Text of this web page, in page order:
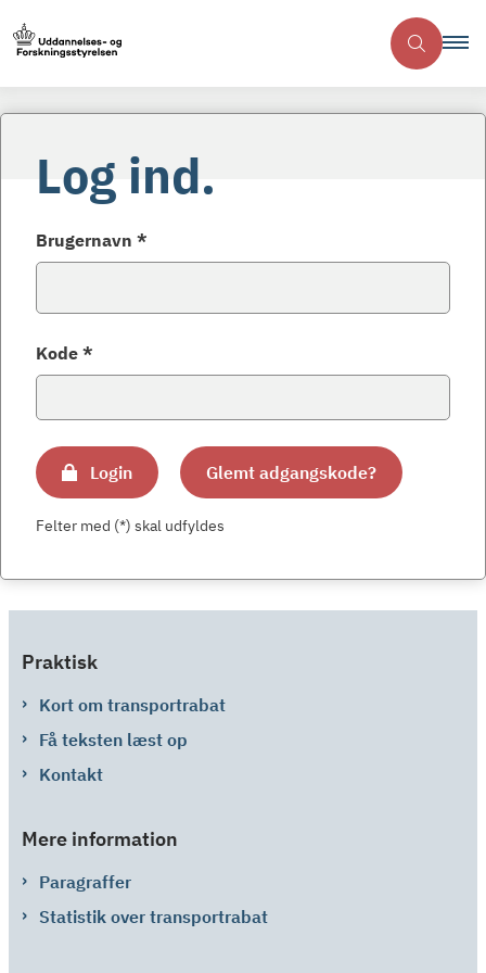
Log ind.
Brugernavn *
Kode *
Login Glemt adgangskode?
Felter med (*) skal udfyldes
Praktisk
Kort om transportrabat
Få teksten læst op
Kontakt
Mere information
Paragraffer
Statistik over transportrabat